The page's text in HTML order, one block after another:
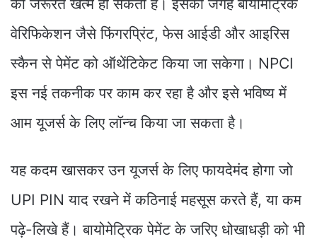
की जरूरत खत्म हो सकती है। इसकी जगह बायोमेट्रिक
वेरिफिकेशन जैसे फिंगरप्रिंट, फेस आईडी और आइरिस
स्कैन से पेमेंट को ऑथेंटिकेट किया जा सकेगा। NPCI
इस नई तकनीक पर काम कर रहा है और इसे भविष्य में
आम यूजर्स के लिए लॉन्च किया जा सकता है।
यह कदम खासकर उन यूजर्स के लिए फायदेमंद होगा जो
UPI PIN याद रखने में कठिनाई महसूस करते हैं, या कम
पढ़े-लिखे हैं। बायोमेट्रिक पेमेंट के जरिए धोखाधड़ी को भी